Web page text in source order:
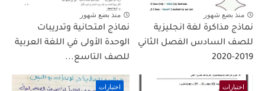
منذ بضع شهور
نماذج مذاكرة لغة انجليزية
للصف السادس الفصل الثاني
2019-2020
منذ بضع شهور
نماذج امتحانية وتدريبات
الوحدة الأولى في اللغة العربية
للصف التاسع...
اختبارات اختبارات